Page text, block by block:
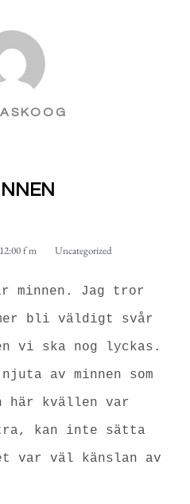
12:00 f m Uncategorized
minnen. Jag tror
bli väldigt svår
vi ska nog lyckas.
av minnen som
här kvällen var
kan inte sätta
var väl känslan av